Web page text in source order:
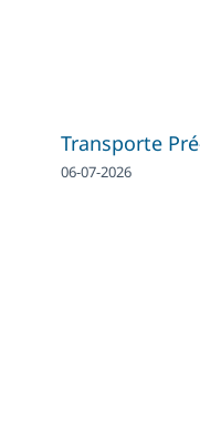
Transporte
06-07-2026